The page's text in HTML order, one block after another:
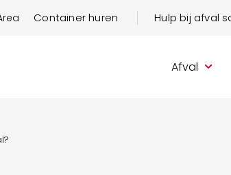
Container huren Hulp bij afval
Afval